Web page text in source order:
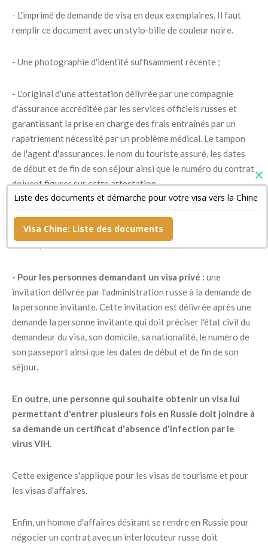
- L'imprimé de demande de visa en deux exemplaires. Il faut
remplir ce document avec un stylo-bille de couleur noire.
- Une photographie d'identité suffisamment récente ;
- L'original d'une attestation délivrée par une compagnie
d'assurance accréditée par les services officiels russes et
garantissant la prise en charge des frais entraînés par un
rapatriement nécessité par un problème médical. Le tampon
de l'agent d'assurances, le nom du touriste assuré, les dates
de début et de fin de son séjour ainsi que le numéro du contrat
doivent figurer sur cette attestation.
- Un document confirmant la réservation de sa chambre
d'hôtel si son séjour est bref ainsi qu'une copie de son billet de
retour ;
- Pour les personnes demandant un visa privé : une
invitation délivrée par l'administration russe à la demande de
la personne invitante. Cette invitation est délivrée après une
demande la personne invitante qui doit préciser l'état civil du
demandeur du visa, son domicile, sa nationalité, le numéro de
son passeport ainsi que les dates de début et de fin de son
séjour.
En outre, une personne qui souhaite obtenir un visa lui
permettant d'entrer plusieurs fois en Russie doit joindre à
sa demande un certificat d'absence d'infection par le
virus VIH.
Cette exigence s'applique pour les visas de tourisme et pour
les visas d'affaires.
Enfin, un homme d'affaires désirant se rendre en Russie pour
négocier un contrat avec un interlocuteur russe doit
Liste des documents et démarche pour votre visa vers la Chine
Visa Chine: Liste des documents